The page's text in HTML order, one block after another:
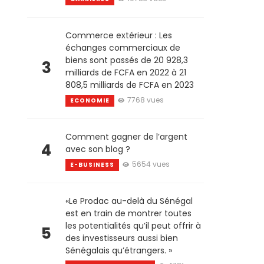
3
Commerce extérieur : Les
échanges commerciaux de
biens sont passés de 20 928,3
milliards de FCFA en 2022 à 21
808,5 milliards de FCFA en 2023
ECONOMIE 7768 vues
4
Comment gagner de l’argent
avec son blog ?
E-BUSINESS 5654 vues
5
«Le Prodac au-delà du Sénégal
est en train de montrer toutes
les potentialités qu’il peut offrir à
des investisseurs aussi bien
Sénégalais qu’étrangers. »